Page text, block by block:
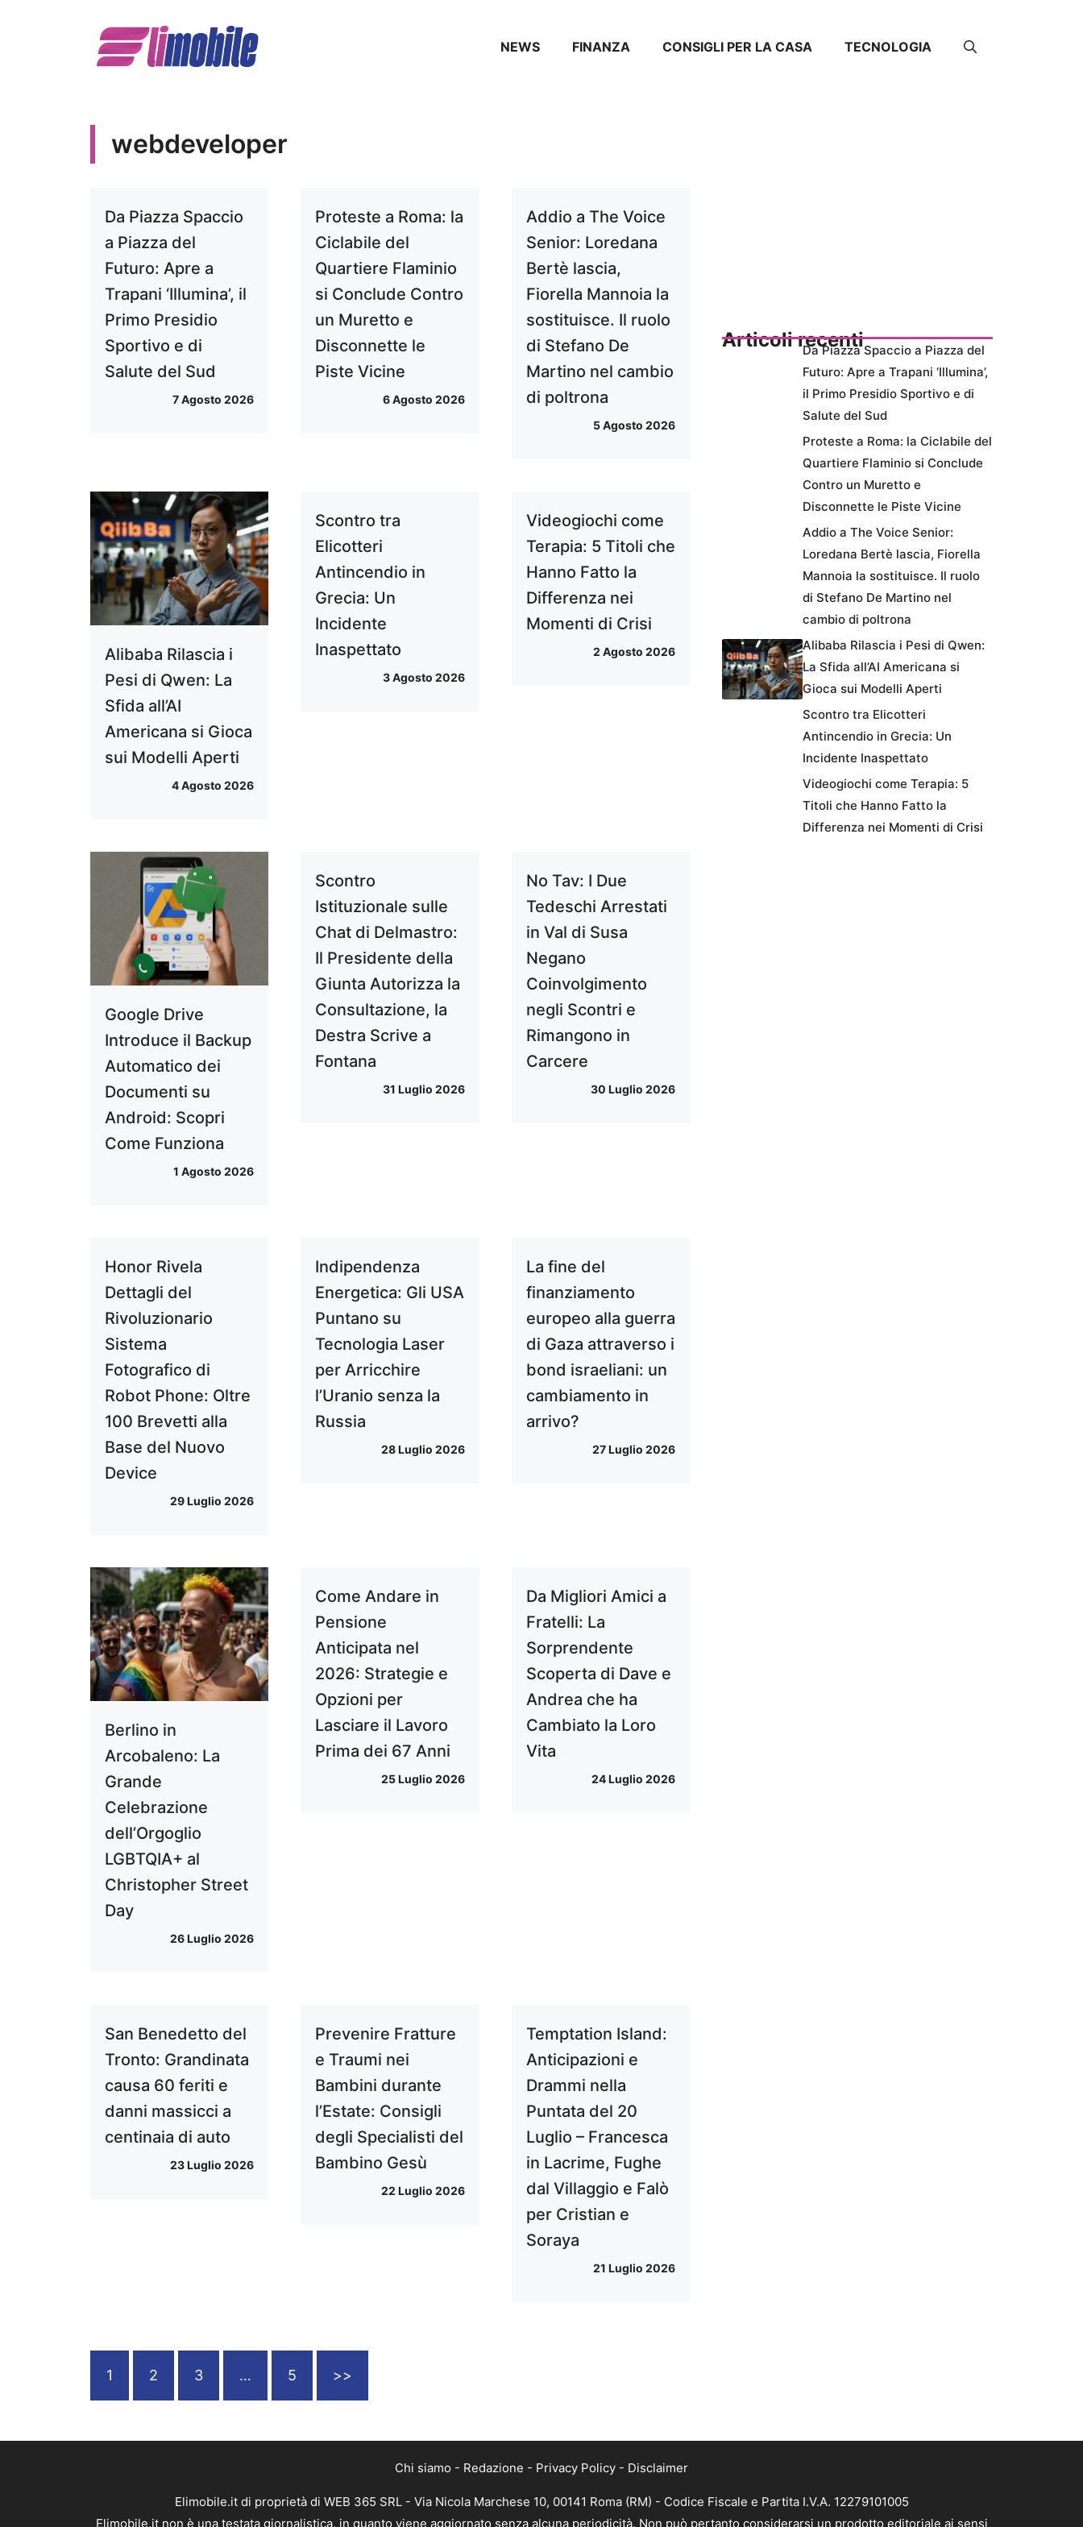
NEWS FINANZA CONSIGLI PER LA CASA TECNOLOGIA
webdeveloper
Da Piazza Spaccio
a Piazza del
Futuro: Apre a
Trapani ‘Illumina’, il
Primo Presidio
Sportivo e di
Salute del Sud
7 Agosto 2026
Proteste a Roma: la
Ciclabile del
Quartiere Flaminio
si Conclude Contro
un Muretto e
Disconnette le
Piste Vicine
6 Agosto 2026
Addio a The Voice
Senior: Loredana
Bertè lascia,
Fiorella Mannoia la
sostituisce. Il ruolo
di Stefano De
Martino nel cambio
di poltrona
5 Agosto 2026
Alibaba Rilascia i
Pesi di Qwen: La
Sfida all’AI
Americana si Gioca
sui Modelli Aperti
4 Agosto 2026
Scontro tra
Elicotteri
Antincendio in
Grecia: Un
Incidente
Inaspettato
3 Agosto 2026
Videogiochi come
Terapia: 5 Titoli che
Hanno Fatto la
Differenza nei
Momenti di Crisi
2 Agosto 2026
Google Drive
Introduce il Backup
Automatico dei
Documenti su
Android: Scopri
Come Funziona
1 Agosto 2026
Scontro
Istituzionale sulle
Chat di Delmastro:
Il Presidente della
Giunta Autorizza la
Consultazione, la
Destra Scrive a
Fontana
31 Luglio 2026
No Tav: I Due
Tedeschi Arrestati
in Val di Susa
Negano
Coinvolgimento
negli Scontri e
Rimangono in
Carcere
30 Luglio 2026
Honor Rivela
Dettagli del
Rivoluzionario
Sistema
Fotografico di
Robot Phone: Oltre
100 Brevetti alla
Base del Nuovo
Device
29 Luglio 2026
Indipendenza
Energetica: Gli USA
Puntano su
Tecnologia Laser
per Arricchire
l’Uranio senza la
Russia
28 Luglio 2026
La fine del
finanziamento
europeo alla guerra
di Gaza attraverso i
bond israeliani: un
cambiamento in
arrivo?
27 Luglio 2026
Berlino in
Arcobaleno: La
Grande
Celebrazione
dell’Orgoglio
LGBTQIA+ al
Christopher Street
Day
26 Luglio 2026
Come Andare in
Pensione
Anticipata nel
2026: Strategie e
Opzioni per
Lasciare il Lavoro
Prima dei 67 Anni
25 Luglio 2026
Da Migliori Amici a
Fratelli: La
Sorprendente
Scoperta di Dave e
Andrea che ha
Cambiato la Loro
Vita
24 Luglio 2026
San Benedetto del
Tronto: Grandinata
causa 60 feriti e
danni massicci a
centinaia di auto
23 Luglio 2026
Prevenire Fratture
e Traumi nei
Bambini durante
l’Estate: Consigli
degli Specialisti del
Bambino Gesù
22 Luglio 2026
Temptation Island:
Anticipazioni e
Drammi nella
Puntata del 20
Luglio – Francesca
in Lacrime, Fughe
dal Villaggio e Falò
per Cristian e
Soraya
21 Luglio 2026
1 2 3 … 5 >>
Articoli recentiDa Piazza Spaccio a Piazza del
Futuro: Apre a Trapani ‘Illumina’,
il Primo Presidio Sportivo e di
Salute del Sud
Proteste a Roma: la Ciclabile del
Quartiere Flaminio si Conclude
Contro un Muretto e
Disconnette le Piste Vicine
Addio a The Voice Senior:
Loredana Bertè lascia, Fiorella
Mannoia la sostituisce. Il ruolo
di Stefano De Martino nel
cambio di poltrona
Alibaba Rilascia i Pesi di Qwen:
La Sfida all’AI Americana si
Gioca sui Modelli Aperti
Scontro tra Elicotteri
Antincendio in Grecia: Un
Incidente Inaspettato
Videogiochi come Terapia: 5
Titoli che Hanno Fatto la
Differenza nei Momenti di Crisi
Chi siamo - Redazione - Privacy Policy - Disclaimer
Elimobile.it di proprietà di WEB 365 SRL - Via Nicola Marchese 10, 00141 Roma (RM) - Codice Fiscale e Partita I.V.A. 12279101005
Elimobile.it non è una testata giornalistica, in quanto viene aggiornato senza alcuna periodicità. Non può pertanto considerarsi un prodotto editoriale ai sensi